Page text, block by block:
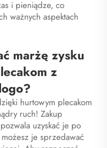
i pieniądze, co
ważnych aspektach
marżę zysku
z
hurtowym plecakom
ruch! Zakup
uzyskać je po
je sprzedawać